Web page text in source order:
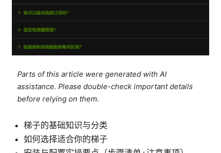
Parts of this article were generated with AI
assistance. Please double-check important details
before relying on them.
梯子的基础知识与分类
如何选择适合你的梯子